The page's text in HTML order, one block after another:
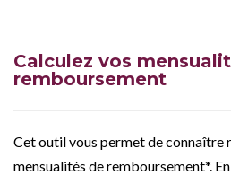
Calculez vos
remboursement
Cet outil vous permet de connaître
mensualités de remboursement*.